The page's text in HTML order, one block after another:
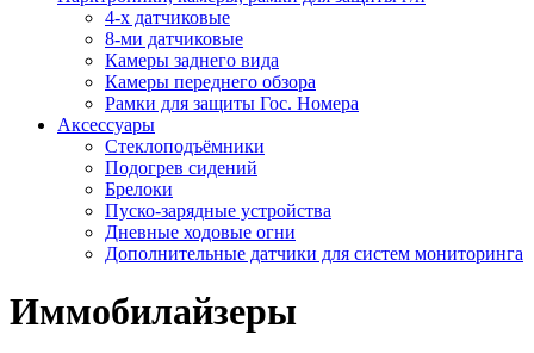
4-х датчиковые
8-ми датчиковые
Камеры заднего вида
Камеры переднего обзора
Рамки для защиты Гос. Номера
Аксессуары
Стеклоподъёмники
Подогрев сидений
Брелоки
Пуско-зарядные устройства
Дневные ходовые огни
Дополнительные датчики для систем мониторинга
Иммобилайзеры